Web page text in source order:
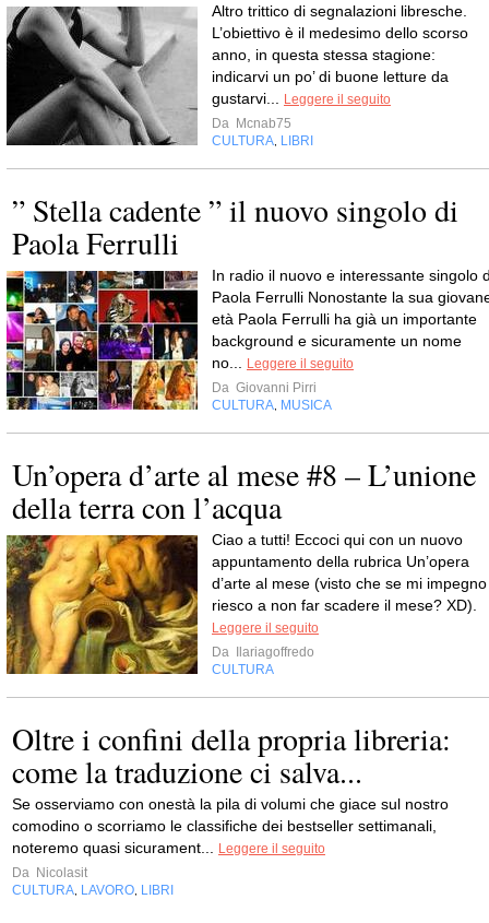
Altro trittico di segnalazioni libresche.
L’obiettivo è il medesimo dello scorso
anno, in questa stessa stagione:
indicarvi un po’ di buone letture da
gustarvi...
Leggere il seguito
Da Mcnab75
CULTURA LIBRI
” Stella cadente ” il nuovo singolo di
Paola Ferrulli
In radio il nuovo e interessante singolo
Paola Ferrulli Nonostante la sua
età Paola Ferrulli ha già un importante
background e sicuramente un nome
no...
Leggere il seguito
Da Giovanni Pirri
CULTURA MUSICA
Un’opera d’arte al mese #8 – L’unione
della terra con l’acqua
Ciao a tutti! Eccoci qui con un nuovo
appuntamento della rubrica Un’opera
d’arte al mese (visto che se mi impegno
riesco a non far scadere il mese? XD).
Leggere il seguito
Da
Ilariagoffredo
CULTURA
Oltre i confini della propria libreria:
come la traduzione ci salva...
Se osserviamo con onestà la pila di volumi che giace sul nostro
comodino o scorriamo le classifiche dei bestseller settimanali,
noteremo quasi sicurament...
Leggere il seguito
Da Nicolasit
CULTURA LAVORO LIBRI